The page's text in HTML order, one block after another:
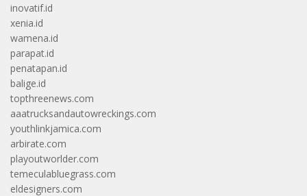
inovatif.id
xenia.id
wamena.id
parapat.id
penatapan.id
balige.id
topthreenews.com
aaatrucksandautowreckings.com
youthlinkjamica.com
arbirate.com
playoutworlder.com
temeculabluegrass.com
eldesigners.com